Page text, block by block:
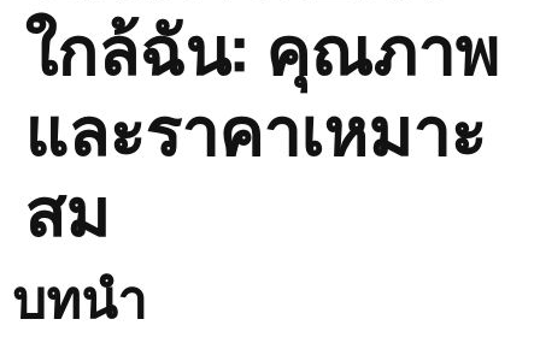
ใกล้ฉัน: คุณภาพ
และราคาเหมาะ
สม
บทนำ